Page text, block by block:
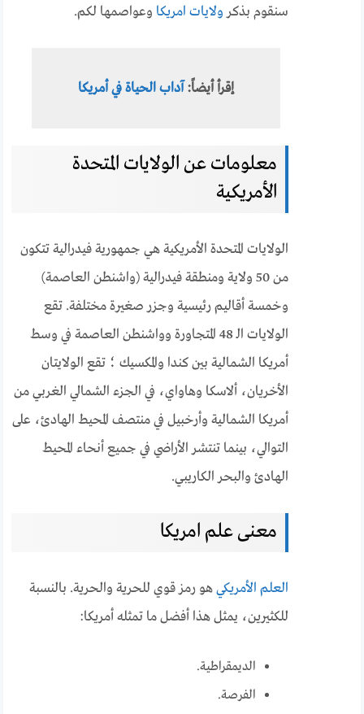
سنقوم بذكر ولايات امريكا وعواصمها لكم.
إقرأ أيضاً:آداب الحياة في أمريكا
معلومات عن الولايات المتحدة
الأمريكية
الولايات المتحدة الأمريكية هي جمهورية فيدرالية تتكون
من 50 ولاية ومنطقة فيدرالية (واشنطن العاصمة)
وخمسة أقاليم رئيسية وجزر صغيرة مختلفة. تقع
الولايات الـ 48 المتجاورة وواشنطن العاصمة في وسط
أمريكا الشمالية بين كندا والمكسيك ؛ تقع الولايتان
الأخريان، ألاسكا وهاواي، في الجزء الشمالي الغربي من
أمريكا الشمالية وأرخبيل في منتصف المحيط الهادئ، على
التوالي، بينما تنتشر الأراضي في جميع أنحاء المحيط
الهادئ والبحر الكاريبي.
معنى علم امريكا
العلم الأمريكيهو رمز قوي للحرية والحرية. بالنسبة
للكثيرين، يمثل هذا أفضل ما تمثله أمريكا:
الديمقراطية.
الفرصة.